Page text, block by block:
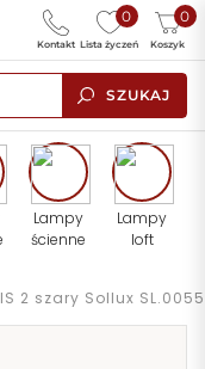
SZUKAJ
0
Lista życzeń
0
Koszyk
Kontakt
Lampy
ścienne
Lampy
loft
2 szary Sollux SL.0055